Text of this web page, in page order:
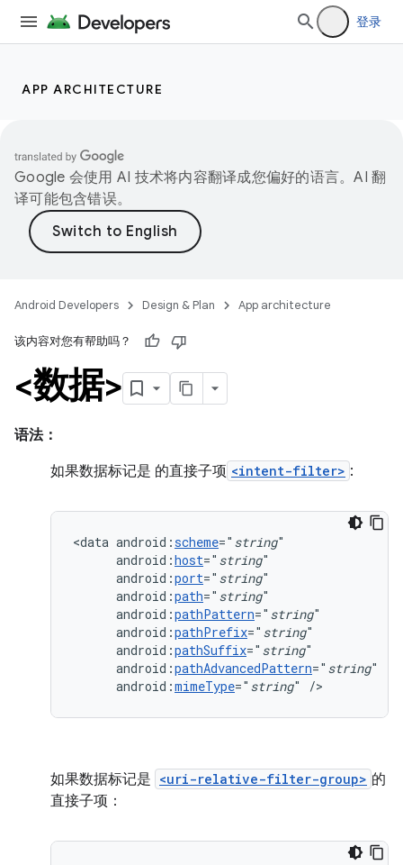
登录
APP ARCHITECTURE
Google 会使用 AI 技术将内容翻译成您偏好的语言。AI 翻
译可能包含错误。
Android Developers Design & Plan App architecture
该内容对您有帮助吗？
<数据>
语法：
如果数据标记是 的直接子项 <intent-filter> :
<data android:scheme=" string
android:host=" string
android:port=" string
android:path=" string
android:pathPattern=" string
android:pathPrefix=" string
android:pathSuffix=" string
android:pathAdvancedPattern=" string
android:mimeType=" string" />
如果数据标记是 <uri-relative-filter-group> 的
直接子项：